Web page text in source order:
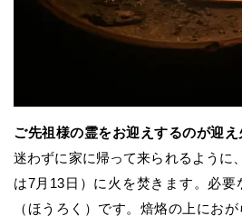
ご先祖様の霊をお迎えするのが迎え
迷わずに家に帰って来られるように
は7月13日）に火を焚きます。必
（ほうろく）です。焙烙の上にお